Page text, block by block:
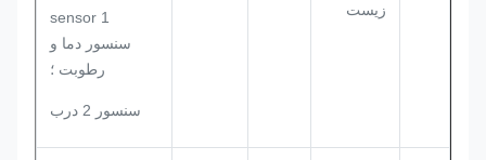
زیست
1 sensor
سنسور دما و
رطوبت ؛
سنسور 2 درب